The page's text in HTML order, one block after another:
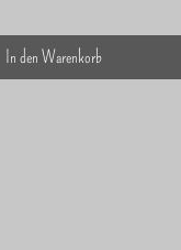
In den Warenkorb